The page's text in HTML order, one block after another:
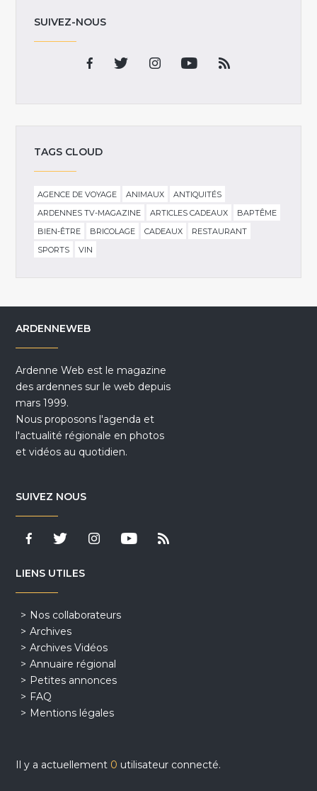
SUIVEZ-NOUS
TAGS CLOUD
AGENCE DE VOYAGE ANIMAUX
ANTIQUITÉS
ARDENNES TV-MAGAZINE
ARTICLES CADEAUX
BAPTÊME
BIEN-ÊTRE
BRICOLAGE CADEAUX
RESTAURANT
SPORTS
VIN
ARDENNEWEB
Ardenne Web est le magazine
des ardennes sur le web depuis
mars 1999.
Nous proposons l'agenda et
l'actualité régionale en photos
et vidéos au quotidien.
SUIVEZ NOUS
LIENS UTILES
Nos collaborateurs
Archives
Archives Vidéos
Annuaire régional
Petites annonces
FAQ
Mentions légales
Il y a actuellement 0 utilisateur connecté.